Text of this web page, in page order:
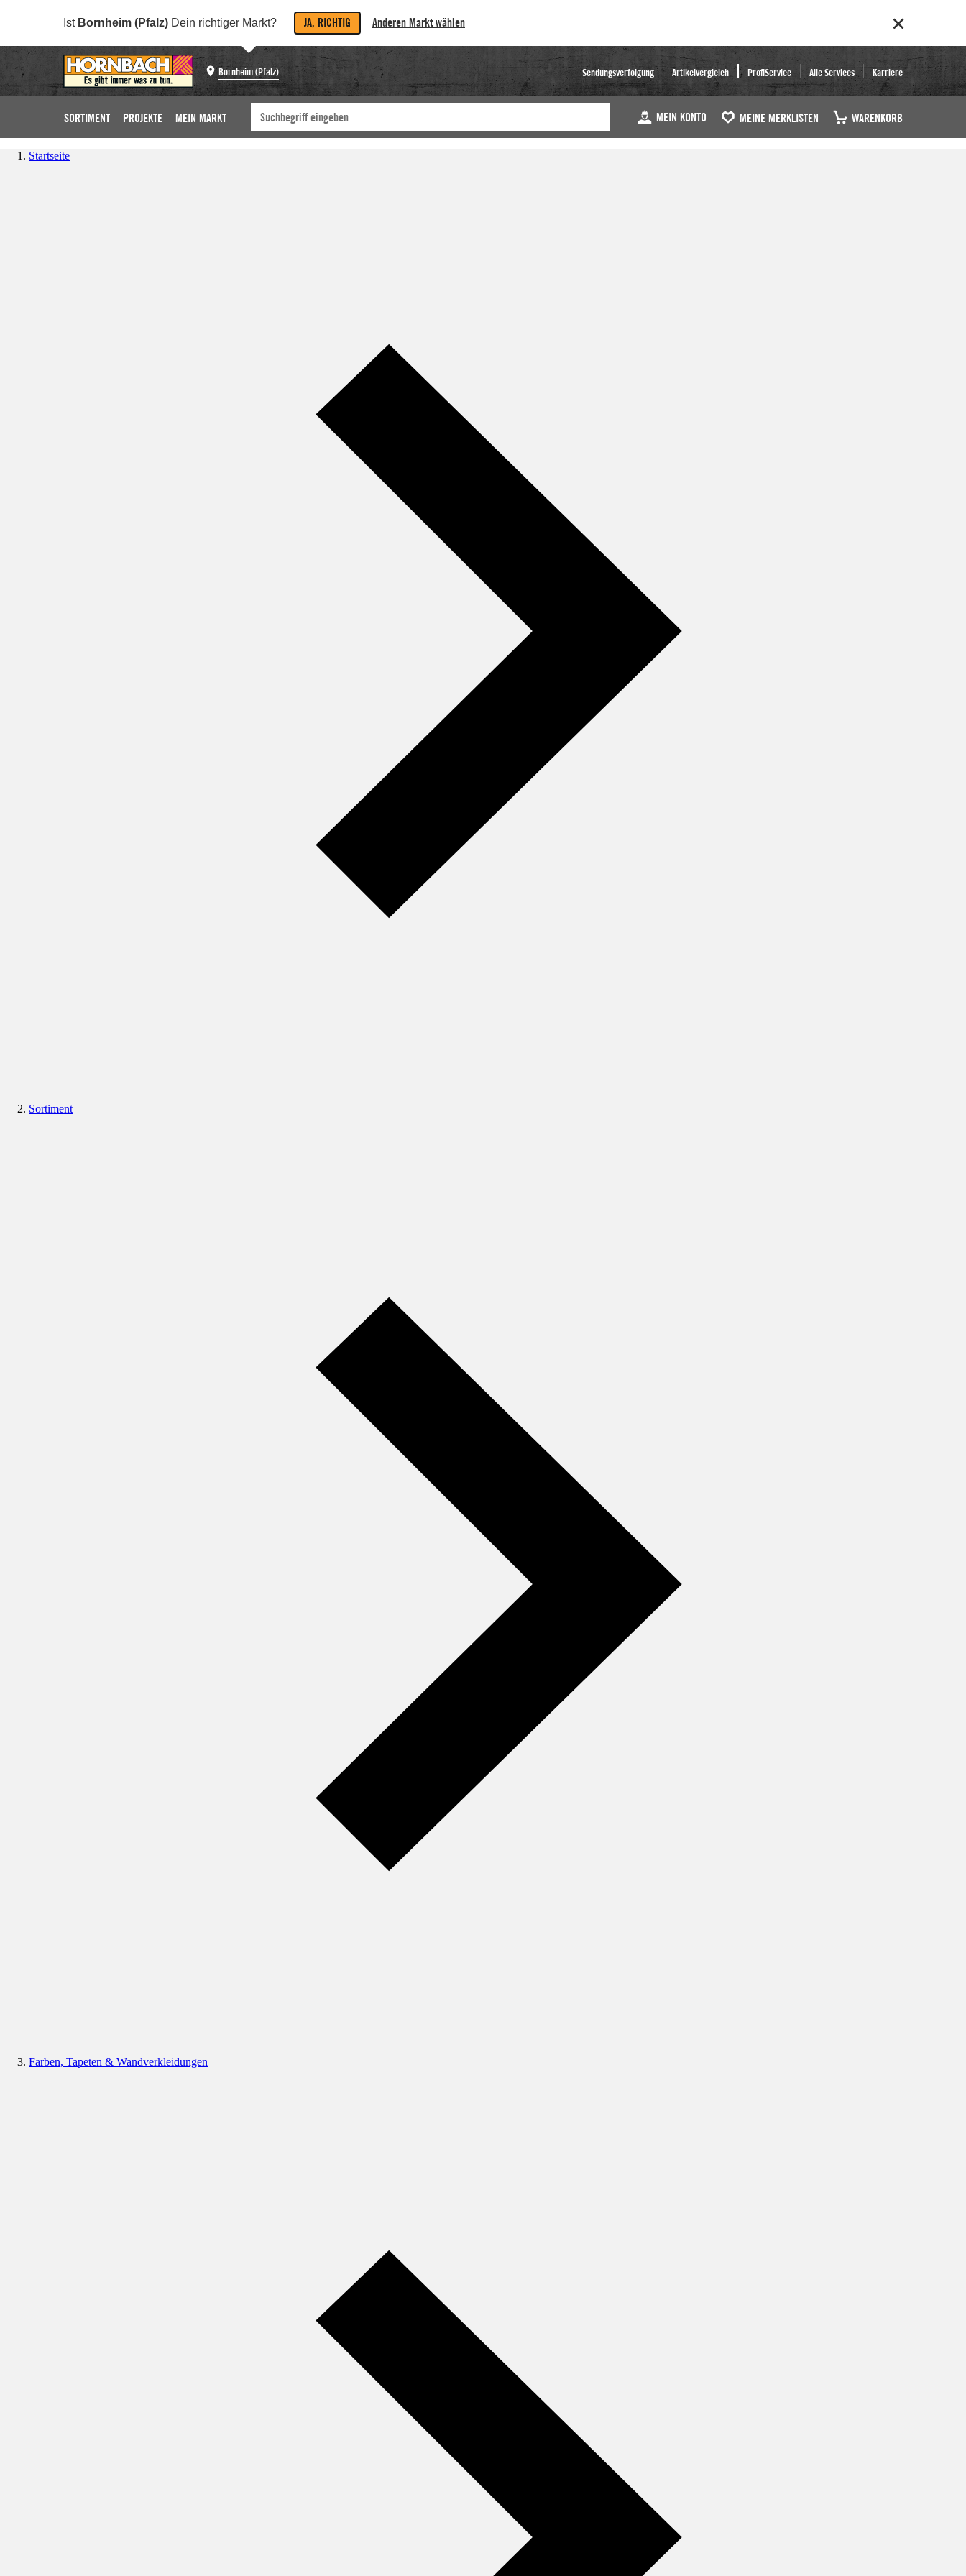
Ist Bornheim (Pfalz) Dein richtiger Markt? JA, RICHTIG Anderen Markt wählen
Bornheim (Pfalz) Sendungsverfolgung Artikelvergleich ProfiService Alle Services Karriere
SORTIMENT PROJEKTE MEIN MARKT MEIN KONTO MEINE MERKLISTEN WARENKORB
Startseite
Sortiment
Farben, Tapeten & Wandverkleidungen